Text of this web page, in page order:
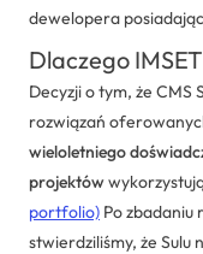
dewelopera
Dlaczego
Decyzji o tym, że CMS
rozwiązań
wieloletniego
projektów
portfolio) Po zbadaniu
stwierdziliśmy, że Sulu